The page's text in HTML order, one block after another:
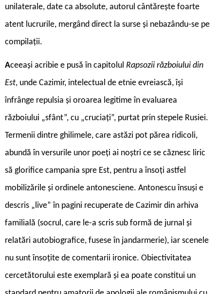
unilaterale, date ca absolute, autorul cântărește foarte
atent lucrurile, mergând direct la surse și nebazându-se pe
compilații.
Aceeași acribie e pusă în capitolul Rapsozii războiului din
Est, unde Cazimir, intelectual de etnie evreiască, își
înfrânge repulsia și oroarea legitime în evaluarea
războiului „sfânt”, cu „cruciați”, purtat prin stepele Rusiei.
Termenii dintre ghilimele, care astăzi pot părea ridicoli,
abundă în versurile unor poeți ai noștri ce se căznesc liric
să glorifice campania spre Est, pentru a însoți astfel
mobilizările și ordinele antonesciene. Antonescu însuși e
descris „live” în pagini recuperate de Cazimir din arhiva
familială (socrul, care le-a scris sub formă de jurnal și
relatări autobiografice, fusese în jandarmerie), iar scenele
nu sunt însoțite de comentarii ironice. Obiectivitatea
cercetătorului este exemplară și ea poate constitui un